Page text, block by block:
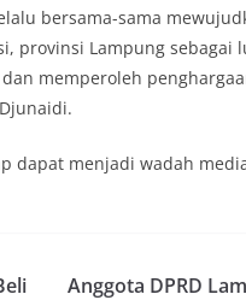
bersama-sama
provinsi Lampung sebagai
memperoleh
dapat menjadi wadah
Anggota DPRD